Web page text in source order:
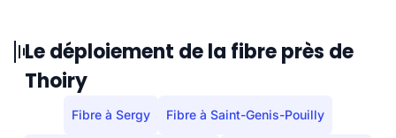
Le déploiement de la fibre près de
Thoiry
Fibre à Sergy Fibre à Saint-Genis-Pouilly